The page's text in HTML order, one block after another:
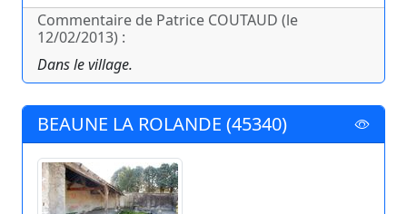
Commentaire de Patrice COUTAUD (le
12/02/2013) :
Dans le village.
BEAUNE LA ROLANDE (45340)